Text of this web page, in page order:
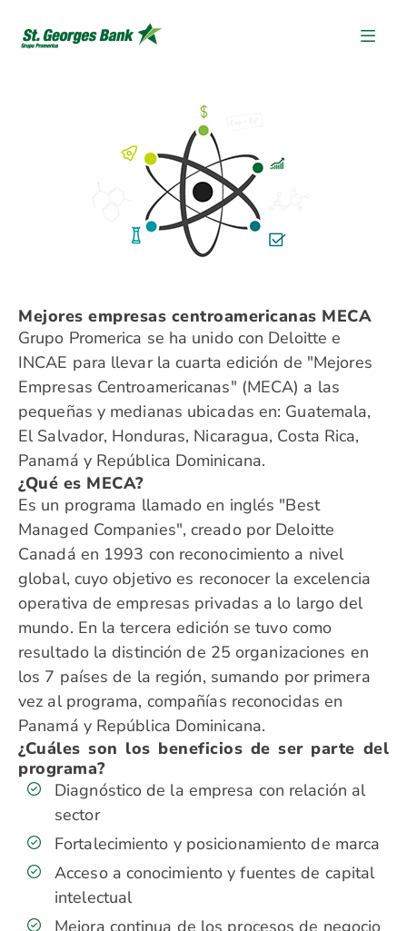
Mejores empresas centroamericanas MECA
Grupo Promerica se ha unido con Deloitte e
INCAE para llevar la cuarta edición de "Mejores
Empresas Centroamericanas" (MECA) a las
pequeñas y medianas ubicadas en: Guatemala,
El Salvador, Honduras, Nicaragua, Costa Rica,
Panamá y República Dominicana.
¿Qué es MECA?
Es un programa llamado en inglés "Best
Managed Companies", creado por Deloitte
Canadá en 1993 con reconocimiento a nivel
global, cuyo objetivo es reconocer la excelencia
operativa de empresas privadas a lo largo del
mundo. En la tercera edición se tuvo como
resultado la distinción de 25 organizaciones en
los 7 países de la región, sumando por primera
vez al programa, compañías reconocidas en
Panamá y República Dominicana.
¿Cuáles son los beneficios de ser parte del
programa?
Diagnóstico de la empresa con relación al
sector
Fortalecimiento y posicionamiento de marca
Acceso a conocimiento y fuentes de capital
intelectual
Mejora continua de los procesos de negocio